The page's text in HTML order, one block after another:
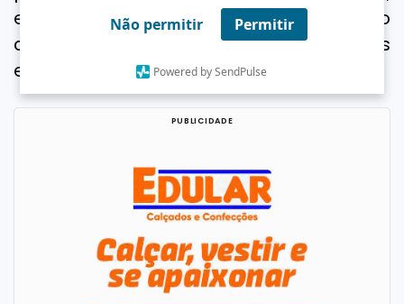
Não permitir Permitir
Powered by SendPulse
exigências e orientações, garantindo o
cumprimento adequado das próximas
etapas do concurso.